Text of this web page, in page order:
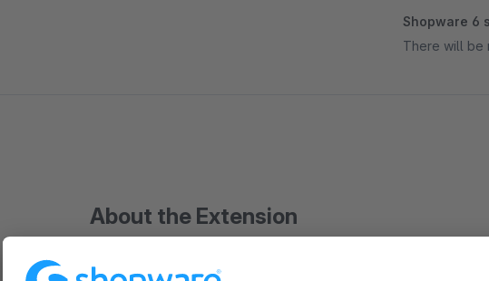
Shopware 6
There will be
About the Extension
Dieses Plugin ermöglicht das Beschränken von